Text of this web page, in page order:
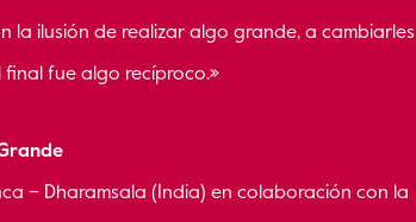
la ilusión de realizar algo grande, a cambiarles
final fue algo recíproco.»
– Dharamsala (India) en colaboración con la